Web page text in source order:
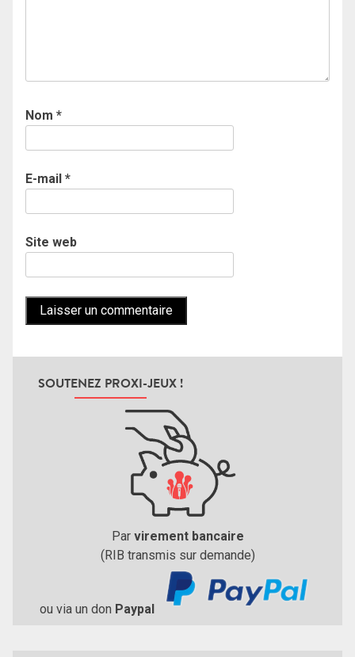
Nom *
E-mail *
Site web
SOUTENEZ PROXI-JEUX !
Par virement bancaire
(RIB transmis sur demande)
ou via un don Paypal